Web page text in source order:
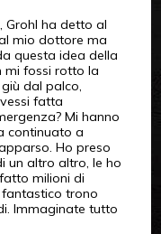
, Grohl ha detto al
mio dottore ma
questa idea della
mi fossi rotto la
dal palco,
fatta
Mi hanno
continuato a
Ho preso
un altro altro, le ho
milioni di
trono
Immaginate tutto